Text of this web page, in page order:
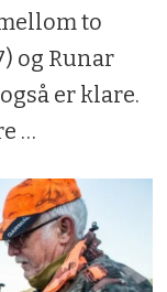
to
og Runar
er klare.
…